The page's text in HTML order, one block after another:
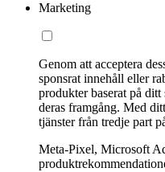
Marketing
Genom att acceptera
sponsrat innehåll eller
produkter baserat på
deras framgång. Med
tjänster från tredje part
Meta-Pixel, Microsoft